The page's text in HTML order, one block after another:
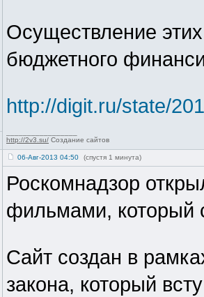
Осуществление
бюджетного
http://digit.ru/state/
http://2v3.su/ Создание сайтов
06-Авг-2013 04:50 (спустя 1 минута)
Роскомнадзор
фильмами, который
Сайт создан в
закона, который